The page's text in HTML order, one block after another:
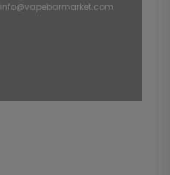
info@vapebarmarket.com